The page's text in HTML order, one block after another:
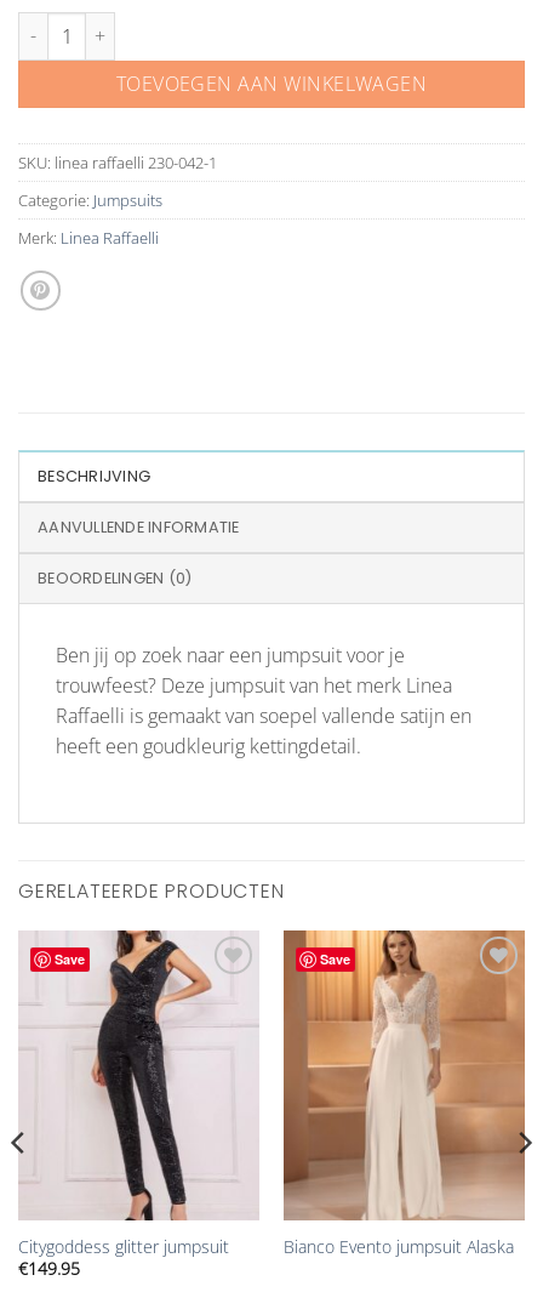
Linea Raffaelli bruids jumpsuit 230-045 aantal
TOEVOEGEN AAN WINKELWAGEN
SKU: linea raffaelli 230-042-1
Categorie: Jumpsuits
Merk: Linea Raffaelli
BESCHRIJVING
AANVULLENDE INFORMATIE
BEOORDELINGEN (0)
Ben jij op zoek naar een jumpsuit voor je
trouwfeest? Deze jumpsuit van het merk Linea
Raffaelli is gemaakt van soepel vallende satijn en
heeft een goudkleurig kettingdetail.
GERELATEERDE PRODUCTEN
Save
Aan
verlanglijst
toevoegen
Citygoddess glitter jumpsuit
€149.95
Save
toevoegen
Bianco Evento jumpsuit Alaska